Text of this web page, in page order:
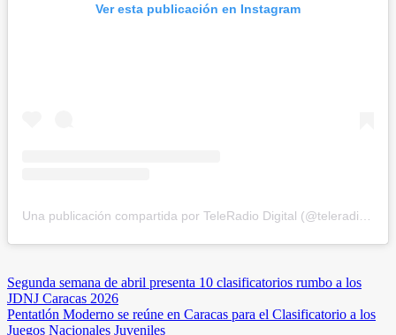
Ver esta publicación en Instagram
Navegación
de
Segunda semana de abril presenta 10 clasificatorios rumbo a los
JDNJ Caracas 2026
Pentatlón Moderno se reúne en Caracas para el Clasificatorio a los
Juegos Nacionales Juveniles